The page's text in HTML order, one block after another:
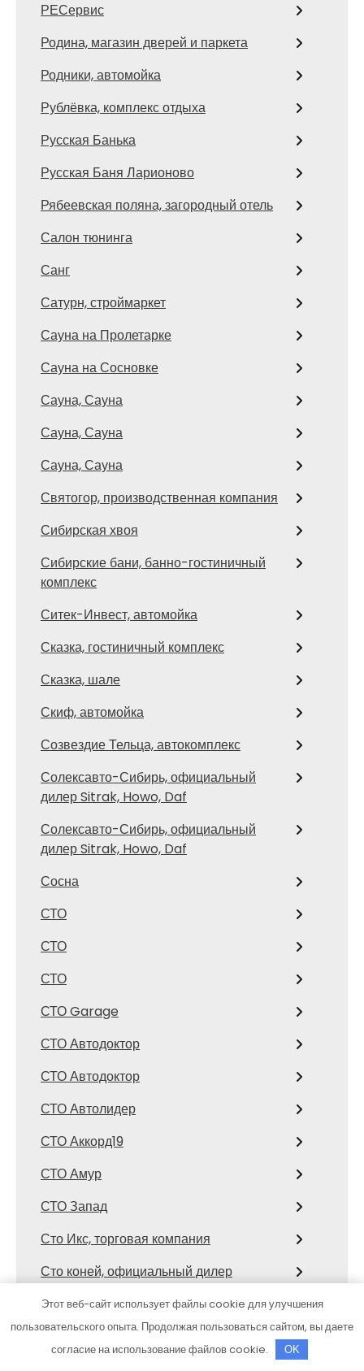
РЕСервис
Родина, магазин дверей и паркета
Родники, автомойка
Рублёвка, комплекс отдыха
Русская Банька
Русская Баня Ларионово
Рябеевская поляна, загородный отель
Салон тюнинга
Санг
Сатурн, строймаркет
Сауна на Пролетарке
Сауна на Сосновке
Сауна, Сауна
Сауна, Сауна
Сауна, Сауна
Святогор, производственная компания
Сибирская хвоя
Сибирские бани, банно-гостиничный
комплекс
Ситек-Инвест, автомойка
Сказка, гостиничный комплекс
Сказка, шале
Скиф, автомойка
Созвездие Тельца, автокомплекс
Солексавто-Сибирь, официальный
дилер Sitrak, Howo, Daf
Солексавто-Сибирь, официальный
дилер Sitrak, Howo, Daf
Сосна
СТО
СТО
СТО
СТО Garage
СТО Автодоктор
СТО Автодоктор
СТО Автолидер
СТО Аккорд19
СТО Амур
СТО Запад
Сто Икс, торговая компания
Сто коней, официальный дилер
СТО Космос
Сулак, гостиничный комплекс
Этот веб-сайт использует файлы cookie для улучшения
пользовательского опыта. Продолжая пользоваться сайтом, вы даете
согласие на использование файлов cookie.
OK